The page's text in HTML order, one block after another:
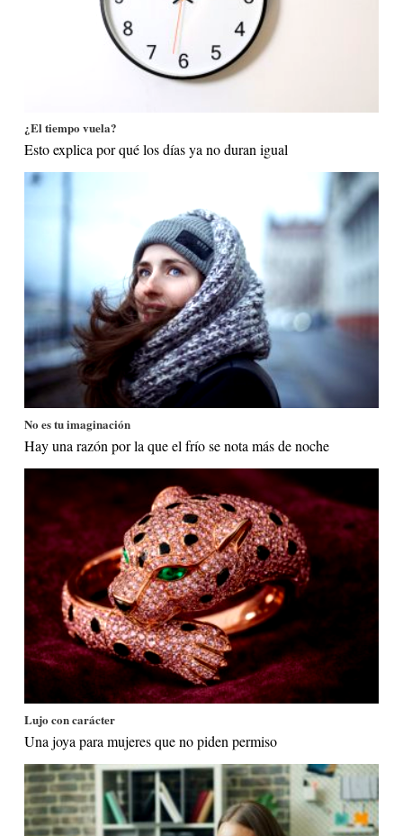
¿El tiempo vuela?
Esto explica por qué los días ya no duran igual
No es tu imaginación
Hay una razón por la que el frío se nota más de noche
Lujo con carácter
Una joya para mujeres que no piden permiso